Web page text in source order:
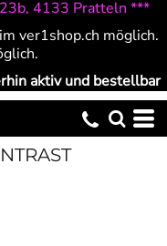
4133 Pratteln ***
ver1shop.ch möglich.
aktiv und bestellbar